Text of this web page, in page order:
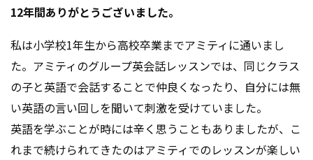
12年間ありがとうございました。
私は小学校1年生から高校卒業までアミティに通いまし
た。アミティのグループ英会話レッスンでは、同じクラス
の子と英語で会話することで仲良くなったり、自分には無
い英語の言い回しを聞いて刺激を受けていました。
英語を学ぶことが時には辛く思うこともありましたが、こ
れまで続けられてきたのはアミティでのレッスンが楽しい